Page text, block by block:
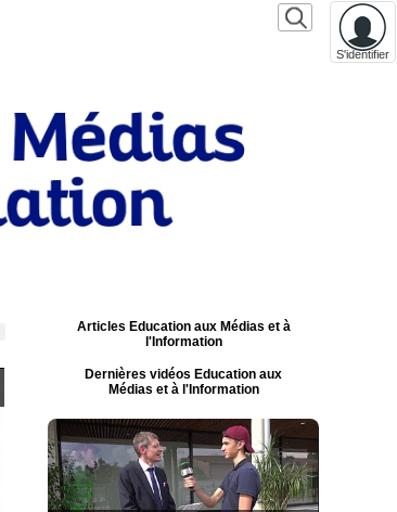
S'identifier
Articles Education aux Médias et à
l'Information
Dernières vidéos Education aux
Médias et à l'Information